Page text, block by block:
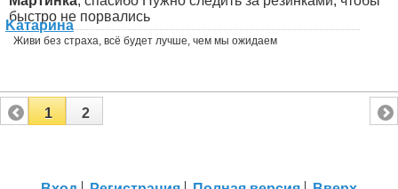
быстро не порвались
Живи без страха, всё будет лучше, чем мы ожидаем
1 2